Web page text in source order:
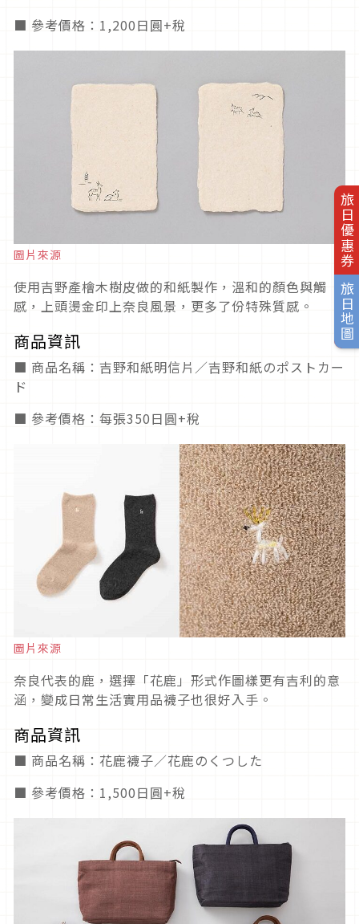
旅日優惠券
旅日地圖
■ 參考價格：1,200日圓+稅
圖片來源
使用吉野產檜木樹皮做的和紙製作，溫和的顏色與觸
感，上頭燙金印上奈良風景，更多了份特殊質感。
商品資訊
■ 商品名稱：吉野和紙明信片／吉野和紙のポストカー
ド
■ 參考價格：每張350日圓+稅
圖片來源
奈良代表的鹿，選擇「花鹿」形式作圖樣更有吉利的意
涵，變成日常生活實用品襪子也很好入手。
商品資訊
■ 商品名稱：花鹿襪子／花鹿のくつした
■ 參考價格：1,500日圓+稅